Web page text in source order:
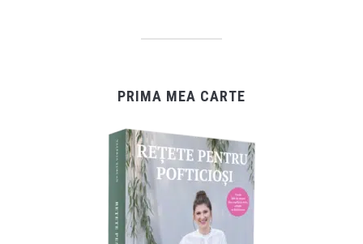
PRIMA MEA CARTE